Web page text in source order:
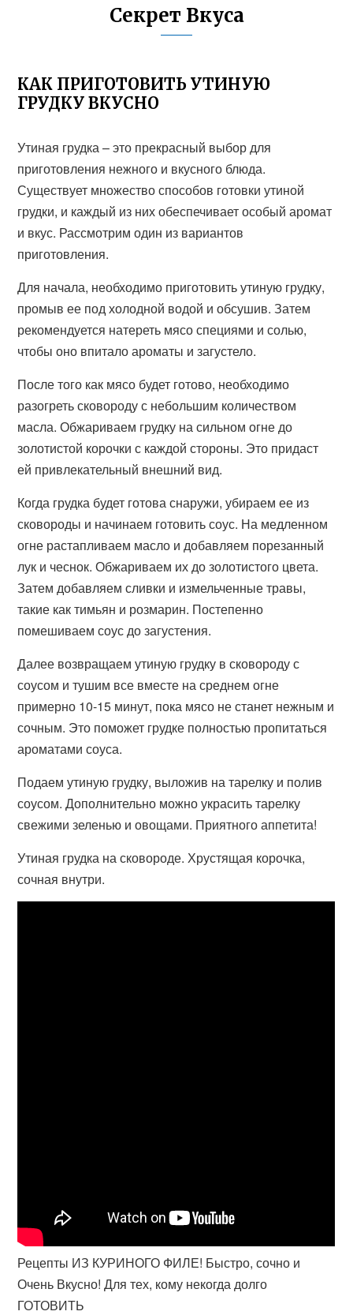
Секрет Вкуса
КАК ПРИГОТОВИТЬ УТИНУЮ
ГРУДКУ ВКУСНО
Утиная грудка – это прекрасный выбор для
приготовления нежного и вкусного блюда.
Существует множество способов готовки утиной
грудки, и каждый из них обеспечивает особый аромат
и вкус. Рассмотрим один из вариантов
приготовления.
Для начала, необходимо приготовить утиную грудку,
промыв ее под холодной водой и обсушив. Затем
рекомендуется натереть мясо специями и солью,
чтобы оно впитало ароматы и загустело.
После того как мясо будет готово, необходимо
разогреть сковороду с небольшим количеством
масла. Обжариваем грудку на сильном огне до
золотистой корочки с каждой стороны. Это придаст
ей привлекательный внешний вид.
Когда грудка будет готова снаружи, убираем ее из
сковороды и начинаем готовить соус. На медленном
огне растапливаем масло и добавляем порезанный
лук и чеснок. Обжариваем их до золотистого цвета.
Затем добавляем сливки и измельченные травы,
такие как тимьян и розмарин. Постепенно
помешиваем соус до загустения.
Далее возвращаем утиную грудку в сковороду с
соусом и тушим все вместе на среднем огне
примерно 10-15 минут, пока мясо не станет нежным и
сочным. Это поможет грудке полностью пропитаться
ароматами соуса.
Подаем утиную грудку, выложив на тарелку и полив
соусом. Дополнительно можно украсить тарелку
свежими зеленью и овощами. Приятного аппетита!
Утиная грудка на сковороде. Хрустящая корочка,
сочная внутри.
Рецепты ИЗ КУРИНОГО ФИЛЕ! Быстро, сочно и
Очень Вкусно! Для тех, кому некогда долго
ГОТОВИТЬ